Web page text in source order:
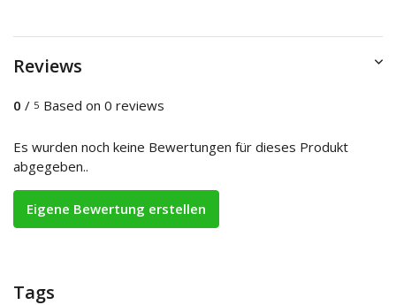
Reviews
0 / 5 Based on 0 reviews
Es wurden noch keine Bewertungen für dieses Produkt
abgegeben..
Eigene Bewertung erstellen
Tags